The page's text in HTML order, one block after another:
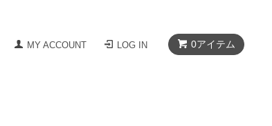
0アイテム
MY ACCOUNT LOG IN